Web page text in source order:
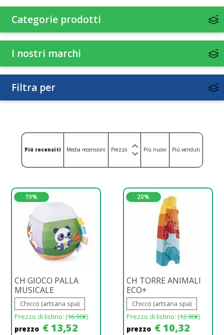
Accessori per l'alimentazione
Detergenti
Protettivi per la pelle
Abbigliamento
Giochi
Strumenti e accessori Preparati
Categorie prodotti
I nostri marchi
Filtra per
Piú recensiti Media recensioni Prezzo Piú nuovi Piú venduti
19%
CH GIOCO PALLA
MUSICALE
Chicco (artsana spa)
Prezzo di listino: (16.90€)
prezzo € 13,52
20%
CH TORRE ANIMALI
ECO+
Chicco (artsana spa)
Prezzo di listino: (12.90€)
prezzo € 10,32